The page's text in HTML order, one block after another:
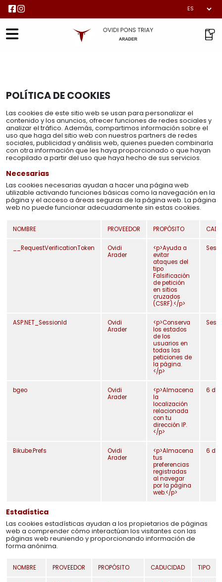
POLÍTICA DE COOKIES
Las cookies de este sitio web se usan para personalizar el
contenido y los anuncios, ofrecer funciones de redes sociales y
analizar el tráfico. Además, compartimos información sobre el
uso que haga del sitio web con nuestros partners de redes
sociales, publicidad y análisis web, quienes pueden combinarla
con otra información que les haya proporcionado o que hayan
recopilado a partir del uso que haya hecho de sus servicios.
Necesarias
Las cookies necesarias ayudan a hacer una página web
utilizable activando funciones básicas como la navegación en la
página y el acceso a áreas seguras de la página web. La página
web no puede funcionar adecuadamente sin estas cookies.
NOMBRE PROVEEDOR PROPÓSITO
__RequestVerificationToken
Ovidi
Arader
<p>Ayuda a
evitar
ataques del
tipo
Falsificación
de petición
en sitios
cruzados
(CSRF).</p>
ASP.NET_SessionId
Ovidi
Arader
<p>Conserva
los estados
de los
usuarios en
todas las
peticiones de
la página.
</p>
bgeo
Ovidi
Arader
<p>Almacena
la
localización
relacionada
con tu
dirección IP.
</p>
6
Bikube.Prefs
Ovidi
Arader
<p>Almacena
tus
preferencias
registradas
al navegar
por la página
web.</p>
6
Estadística
Las cookies estadísticas ayudan a los propietarios de páginas
web a comprender cómo interactúan los visitantes con las
páginas web reuniendo y proporcionando información de
forma anónima.
NOMBRE PROVEEDOR PROPÓSITO CADUCIDAD TIPO